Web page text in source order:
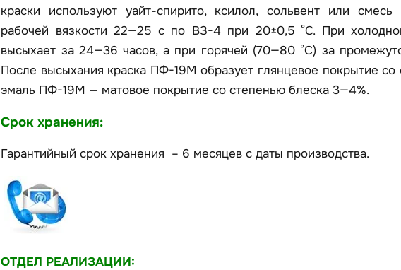
краски используют уайт-спирито, ксилол, сольвент или смесь
рабочей вязкости 22—25 с по ВЗ-4 при 20±0,5 °С. При
высыхает за 24—36 часов, а при горячей (70—80 °С) за
После высыхания краска ПФ-19М образует глянцевое покрытие со
эмаль ПФ-19М — матовое покрытие со степенью блеска 3—4%.
Срок хранения:
Гарантийный срок хранения – 6 месяцев с даты производства.
ОТДЕЛ РЕАЛИЗАЦИИ: